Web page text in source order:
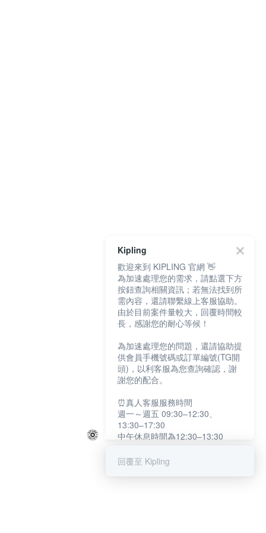
Kipling
歡迎來到 KIPLING 官網 👋
為加速處理您的需求，請點選下方
按鈕查詢相關資訊；若無法找到所
需內容，還請聯繫線上客服協助。
由於目前案件量較大，回覆時間較
長，感謝您的耐心等候！
為加速處理您的問題，還請協助提
供會員手機號碼或訂單編號(TG開
頭)，以利客服為您查詢確認，謝
謝您的配合。
⏰真人客服服務時間
週一～週五 09:30–12:30、
13:30–17:30
中午休息時間為12:30–13:30
提醒您：系統會自動已讀訊息，如
回覆至 Kipling